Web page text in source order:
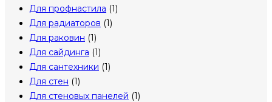
Для профнастила (1)
Для радиаторов (1)
Для раковин (1)
Для сайдинга (1)
Для сантехники (1)
Для стен (1)
Для стеновых панелей (1)